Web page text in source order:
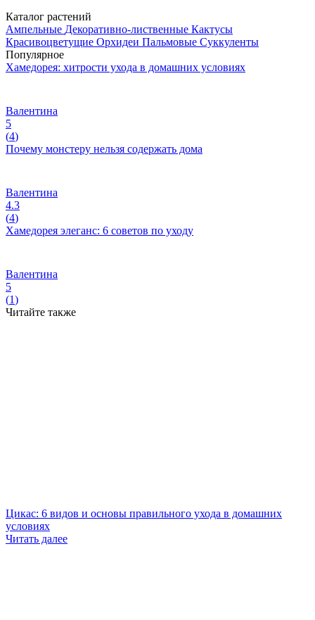
Каталог растений
Ампельные Декоративно-лиственные Кактусы
Красивоцветущие Орхидеи Пальмовые Суккуленты
Популярное
Хамедорея: хитрости ухода в домашних условиях
Валентина
5
(4)
Почему монстеру нельзя содержать дома
Валентина
4.3
(4)
Хамедорея элеганс: 6 советов по уходу
Валентина
5
(1)
Читайте также
Цикас: 6 видов и основы правильного ухода в домашних
условиях
Читать далее